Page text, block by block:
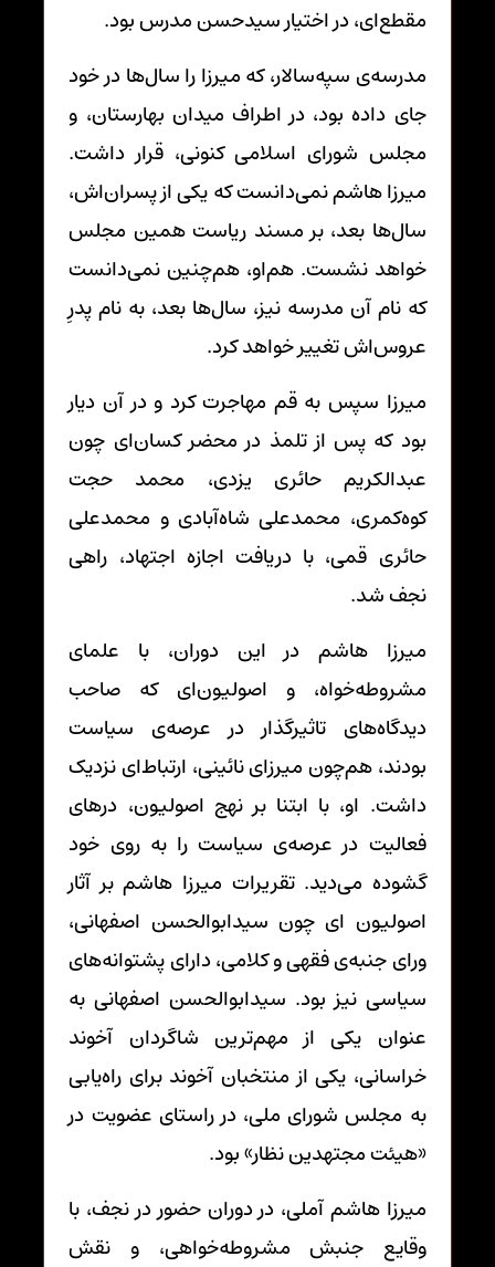
مقطع‌ای، در اختیار سیدحسن مدرس بود.
مدرسه‌ی سپه‌سالار، که میرزا را سال‌ها در خود
جای داده بود، در اطراف میدان بهارستان، و
مجلس شورای اسلامی کنونی، قرار داشت.
میرزا هاشم نمی‌دانست که یکی از پسران‌اش،
سال‌ها بعد، بر مسند ریاست همین مجلس
خواهد نشست. هم‌او، هم‌چنین نمی‌دانست
که نام آن مدرسه نیز، سال‌ها بعد، به نام پدرِ
عروس‌اش تغییر خواهد کرد.
میرزا سپس به قم مهاجرت کرد و در آن دیار
بود که پس از تلمذ در محضر کسان‌ای چون
عبدالکریم حائری یزدی، محمد حجت
کوه‌کمری، محمدعلی شاه‌آبادی و محمدعلی
حائری قمی، با دریافت اجازه اجتهاد، راهی
نجف شد.
میرزا هاشم در این دوران، با علمای
مشروطه‌خواه، و اصولیون‌ای که صاحب
دیدگاه‌های تاثیرگذار در عرصه‌ی سیاست
بودند، هم‌چون میرزای نائینی، ارتباط‌ای نزدیک
داشت. او، با ابتنا بر نهج اصولیون، درهای
فعالیت در عرصه‌ی سیاست را به روی خود
گشوده می‌دید. تقریرات میرزا هاشم بر آثار
اصولیون ای چون سیدابوالحسن اصفهانی،
ورای جنبه‌ی فقهی و کلامی، دارای پشتوانه‌های
سیاسی نیز بود. سیدابوالحسن اصفهانی به
عنوان یکی از مهم‌ترین شاگردان آخوند
خراسانی، یکی از منتخبان آخوند برای راه‌یابی
به مجلس شورای ملی، در راستای عضویت در
«هیئت مجتهدین نظار» بود.
میرزا هاشم آملی، در دوران حضور در نجف، با
وقایع جنبش مشروطه‌خواهی، و نقش